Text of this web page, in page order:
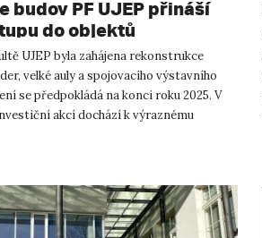
budov PF UJEP přináší
do objektů
UJEP byla zahájena rekonstrukce
velké auly a spojovacího výstavního
se předpokládá na konci roku 2025. V
akcí dochází k výraznému